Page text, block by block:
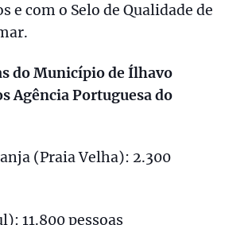
e com o Selo de Qualidade de
do Município de Ílhavo
Agência Portuguesa do
(Praia Velha): 2.300
11.800 pessoas